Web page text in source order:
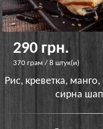
290 грн.
370 грам / 8 штук(и)
Рис, креветка,
сирна